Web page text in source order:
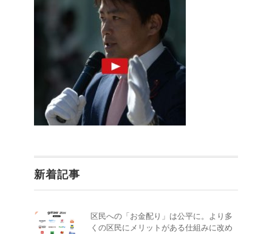
新着記事
区民への「お金配り」は公平に。より多
くの区民にメリットがある仕組みに改め